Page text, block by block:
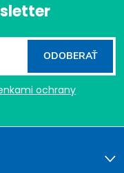
ochrany
ODOBERAŤ